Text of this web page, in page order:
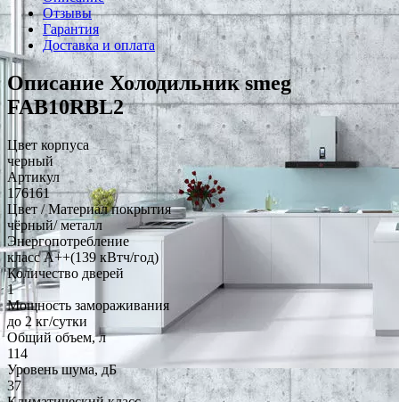
Отзывы
Гарантия
Доставка и оплата
Описание Холодильник smeg
FAB10RBL2
Цвет корпуса
черный
Артикул
176161
Цвет / Материал покрытия
чёрный/ металл
Энергопотребление
класс A++(139 кВтч/год)
Количество дверей
1
Мощность замораживания
до 2 кг/cутки
Общий объем, л
114
Уровень шума, дБ
37